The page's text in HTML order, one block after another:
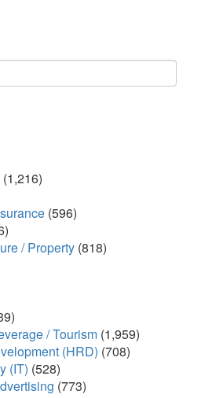
(1,216)
(596)
/ Property (818)
/ Tourism (1,959)
(HRD) (708)
(IT) (528)
(773)